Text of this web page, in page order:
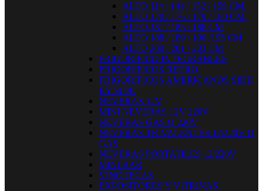
ALTO 114 / 144 / 152 / 159 CM.
ALTO 170 / 176 / 179 / 180 CM.
ALTO 181 / 185 / 186 CM
ALTO 188 / 189 / 190 /195 CM
ALTO 200 / 201 / 203 CM
FRIGORÍFICO INTEGRABLES
FRIGORIFICOS RETRO
FRIGORIFICOS AMERICANOS SIDE
BY SIDE
NEVERAS 12V
MINI NEVERAS 12V 220V
NEVERAS GAS O 220V
NEVERAS TRIVALENTES 12/220V O
GAS
NEVERAS PORTATILES 12/220V
MINI BAR
VINOTECAS
EXPOSITORES Y VITRINAS.